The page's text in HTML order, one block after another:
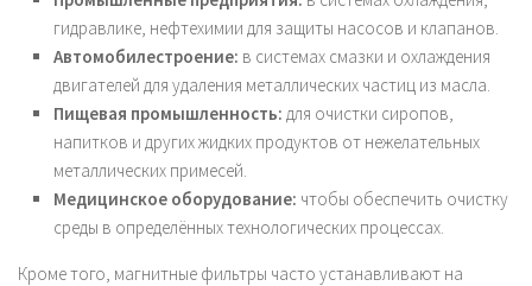
гидравлике, нефтехимии для защиты насосов и клапанов.
Автомобилестроение: в системах смазки и охлаждения
двигателей для удаления металлических частиц из масла.
Пищевая промышленность: для очистки сиропов,
напитков и других жидких продуктов от нежелательных
металлических примесей.
Медицинское оборудование: чтобы обеспечить очистку
среды в определённых технологических процессах.
Кроме того, магнитные фильтры часто устанавливают на